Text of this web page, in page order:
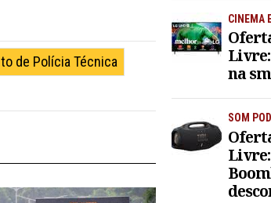
de Polícia Técnica
CINEMA
Livre:
na
SOM